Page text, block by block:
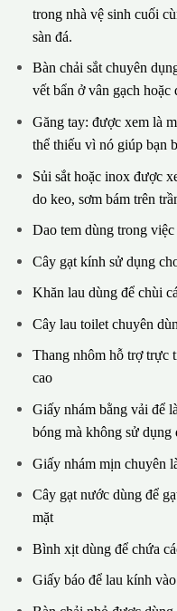
trong nhà vệ sinh cuối
sàn đá.
Bàn chải sắt chuyên
vết bẩn ở vân gạch hoặc
Găng tay: được xem là
thể thiếu vì nó giúp bạn
Sủi sắt hoặc inox được
do keo, sơm bám trên
Dao tem dùng trong
Cây gạt kính sử dụng
Khăn lau dùng để chùi
Cây lau toilet chuyên
Thang nhôm hỗ trợ trực
cao
Giấy nhám bằng vải để
bóng mà không sử dụng
Giấy nhám mịn chuyên
Cây gạt nước dùng để
mặt
Bình xịt dùng để chứa
Giấy báo để lau kính